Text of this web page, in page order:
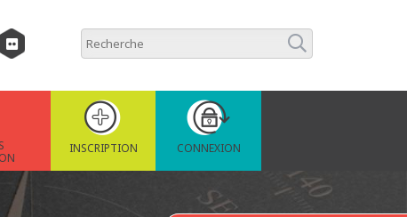
INSCRIPTION CONNEXION